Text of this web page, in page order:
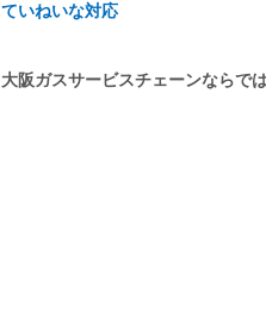
ていねいな対応
大阪ガスサービスチェーンならで